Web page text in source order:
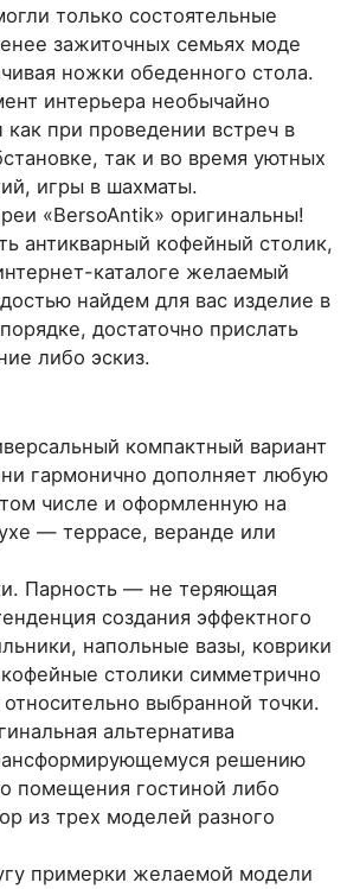
только состоятельные
зажиточных семьях моде
ножки обеденного стола.
интерьера необычайно
как при проведении встреч в
так и во время уютных
игры в шахматы.
«BersoAntik» оригинальны!
антикварный кофейный столик,
каталоге желаемый
найдем для вас изделие в
достаточно прислать
либо эскиз.
компактный вариант
гармонично дополняет любую
числе и оформленную на
— террасе, веранде или
Парность — не теряющая
создания эффектного
напольные вазы, коврики
столики симметрично
выбранной точки.
альтернатива
решению
помещения гостиной либо
из трех моделей разного
примерки желаемой модели